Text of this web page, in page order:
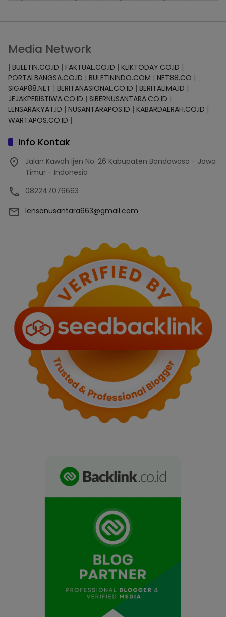
Media Network
| BULETIN.CO.ID | FAKTUAL.CO.ID | KLIKTODAY.CO.ID |
PORTALBANGSA.CO.ID | BULETININDO.COM | NET88.CO |
SIGAP88.NET | BERITANASIONAL.CO.ID | BERITALIMA.ID |
JEJAKPERISTIWA.CO.ID | SIBERNUSANTARA.CO.ID |
LENSARAKYAT.ID | NUSANTARAPOS.ID | KABARDAERAH.CO.ID |
WARTAPOS.CO.ID |
Info Kontak
Jalan Kawah Ijen No. 26 Kabupaten Bondowoso - Jawa
Timur - Indonesia
082247076663
lensanusantara663@gmail.com